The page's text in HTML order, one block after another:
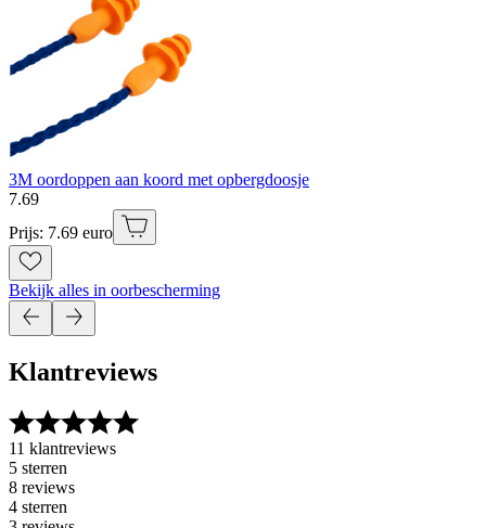
3M oordoppen aan koord met opbergdoosje
7.69
Prijs: 7.69 euro
Bekijk alles in oorbescherming
Klantreviews
11 klantreviews
5 sterren
8 reviews
4 sterren